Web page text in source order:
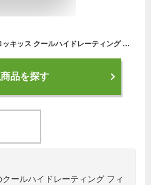
(2本セット)【Rokkiss公式】ロッキッス クールハイドレーティング フィクサーミスト 100ml メイクフィクサー キープミスト 保湿 ひんやり クール感 持続力 乾燥肌 敏感肌 低刺激 メイク仕上げ うるおい 美容ミスト メイク崩れ防止 透明感
品を探す
ールハイドレーティング フィ